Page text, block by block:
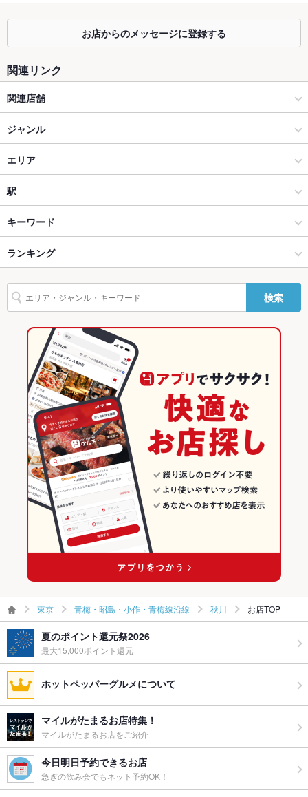
カウンター なし
ソファー なし
テラス席
貸切
設備
Wi-Fi
ー
駐車場
英語メニュ
ー
その他設備
その他
あり ：1628円でコースに付けられます！
食べ放題 あり
カクテル充実
お子様連れ お子様連れ歓迎 ：ご家族連れ大歓迎です☆
ウェディン
グパーティ
ー二次会
－
お祝い・サ
プライズ対
可
※土・日・祝お席2時間制でお願いいたします
お店からのメッセージに登録する
関連リンク
関連店舗
牛角
ジャンル
焼肉・ホルモン
焼肉
青梅・昭島・小作・青梅線沿線 × 焼肉・ホルモン
青梅・昭島・小作・青梅線沿線 × 焼肉
秋川駅 × 焼肉・ホルモン
秋川駅 × 焼肉
韓国料理
韓国料理全般
青梅・昭島・小作・青梅線沿線 × 韓国料理
青梅・昭島・小作・青梅線沿線 × 韓国料理全般
秋川駅 × 韓国料理
秋川駅 × 韓国料理全般
エリア
秋川
秋川 × 焼肉・ホルモン
秋川 × 焼肉
秋川 × 韓国料理
秋川 × 韓国料理全般
東京 × 焼肉・ホルモン
東京 × 焼肉
東京 × 韓国料理
東京 × 韓国料理全般
駅
秋川駅
東秋留駅
武蔵引田駅
キーワード
エビ料理
チーズフォンデュ たこ焼き 油そば
ランキング
東京のグルメランキング
東京の焼肉・ホルモンランキング
青梅・昭島・小作・青梅線沿線のグルメランキング
青梅・昭島・小作・青梅線沿線の焼肉・ホルモンランキング
秋川のグルメランキング
検索
東京 青梅・昭島・小作・青梅線沿線 秋川 お店TOP
夏のポイント還元祭2026
最大15,000ポイント還元
ホットペッパーグルメについて
マイルがたまるお店特集！
マイルがたまるお店をご紹介
今日明日予約できるお店
急ぎの飲み会でもネット予約OK！